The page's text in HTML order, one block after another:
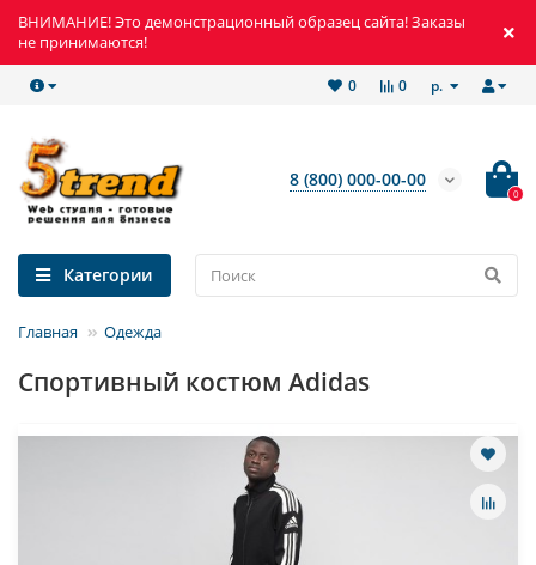
ВНИМАНИЕ! Это демонстрационный образец сайта! Заказы
не принимаются!
р.
0
0
8 (800) 000-00-00
0
Категории
Главная Одежда
Спортивный костюм Adidas